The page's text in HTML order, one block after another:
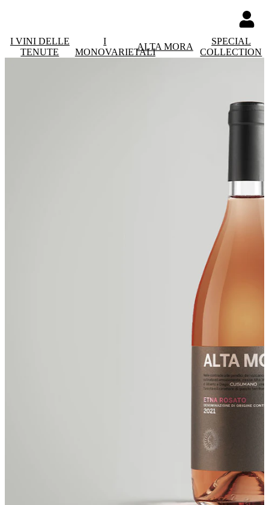
I VINI DELLE
TENUTE
I
MONOVARIETALI
ALTA MORA
SPECIAL
COLLECTION